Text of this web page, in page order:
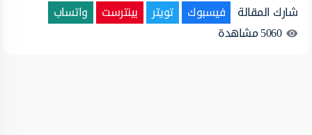
شارك المقالة فيسبوك تويتر بينترست
واتساب
5060مشاهدة